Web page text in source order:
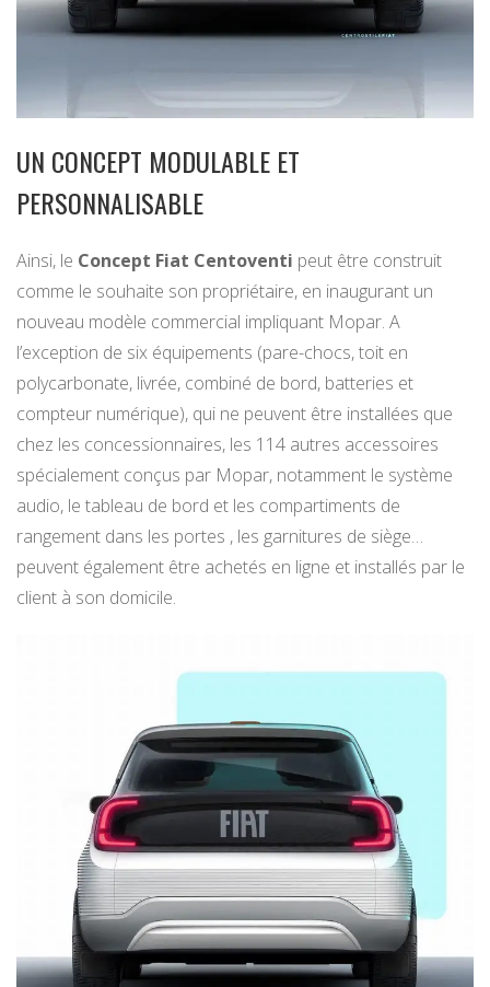
UN CONCEPT MODULABLE ET
PERSONNALISABLE
Ainsi, le Concept Fiat Centoventi peut être construit
comme le souhaite son propriétaire, en inaugurant un
nouveau modèle commercial impliquant Mopar. A
l’exception de six équipements (pare-chocs, toit en
polycarbonate, livrée, combiné de bord, batteries et
compteur numérique), qui ne peuvent être installées que
chez les concessionnaires, les 114 autres accessoires
spécialement conçus par Mopar, notamment le système
audio, le tableau de bord et les compartiments de
rangement dans les portes , les garnitures de siège…
peuvent également être achetés en ligne et installés par le
client à son domicile.